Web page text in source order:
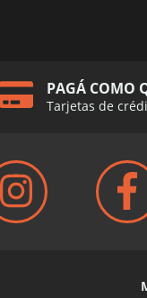
PAGÁ COMO
Tarjetas de